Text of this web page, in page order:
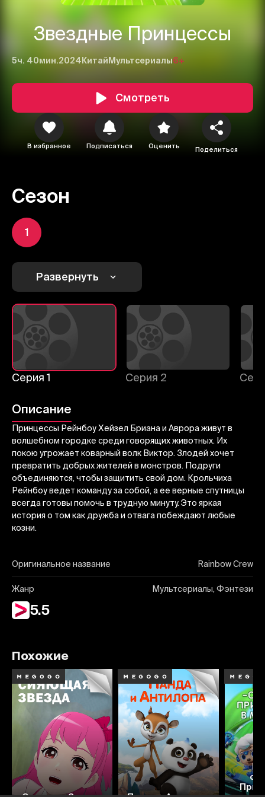
Звездные Принцессы
5ч. 40мин.2024 Китай Мультсериалы6+
Смотреть
В избранное Подписаться Оценить Поделиться
Сезон
1
Развернуть
Серия 1 Серия 2
Описание
Принцессы Рейнбоу Хейзел Бриана и Аврора живут в
волшебном городке среди говорящих животных. Их
покою угрожает коварный волк Виктор. Злодей хочет
превратить добрых жителей в монстров. Подруги
объединяются, чтобы защитить свой дом. Крольчиха
Рейнбоу ведет команду за собой, а ее верные спутницы
всегда готовы помочь в трудную минуту. Это яркая
история о том как дружба и отвага побеждают любые
козни.
Оригинальное название Rainbow Crew
Жанр Мультсериалы, Фэнтези
5.5
Отправить
Похожие